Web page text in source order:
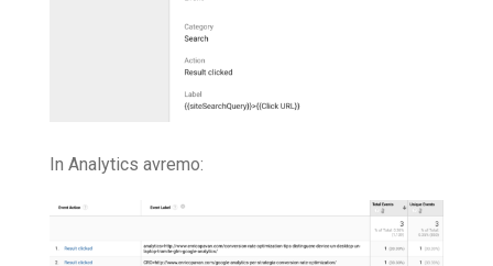
In Analytics avremo: